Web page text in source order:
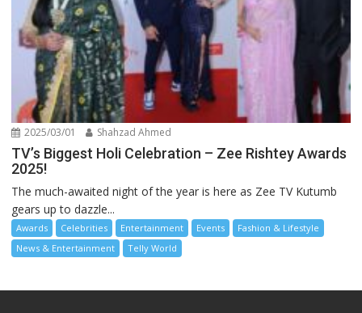
2025/03/01 Shahzad Ahmed
TV’s Biggest Holi Celebration – Zee Rishtey Awards
2025!
The much-awaited night of the year is here as Zee TV Kutumb
gears up to dazzle...
Awards Celebrities Entertainment Events
Fashion & Lifestyle
News & Entertainment
Telly World